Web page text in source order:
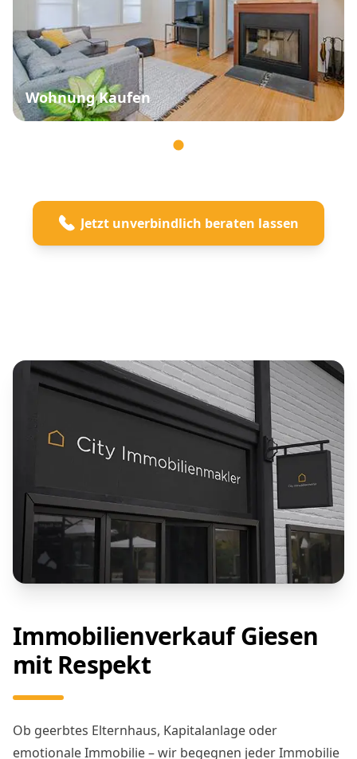
Wohnung Kaufen
Jetzt unverbindlich beraten lassen
Immobilienverkauf Giesen
mit Respekt
Ob geerbtes Elternhaus, Kapitalanlage oder
emotionale Immobilie – wir begegnen jeder Immobilie